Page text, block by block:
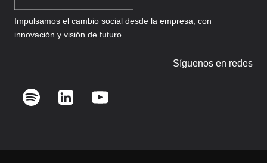
Impulsamos el cambio social desde la empresa, con
innovación y visión de futuro
Síguenos en redes